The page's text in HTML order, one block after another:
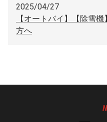
2025/04/27
【オートバイ】【除雪
方へ